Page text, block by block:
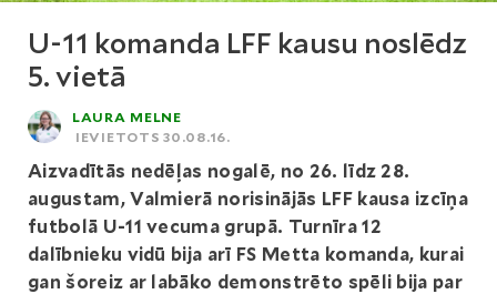
U-11 komanda LFF kausu noslēdz
5. vietā
LAURA MELNE
IEVIETOTS 30.08.16.
Aizvadītās nedēļas nogalē, no 26. līdz 28.
augustam, Valmierā norisinājās LFF kausa izcīņa
futbolā U-11 vecuma grupā. Turnīra 12
dalībnieku vidū bija arī FS Metta komanda, kurai
gan šoreiz ar labāko demonstrēto spēli bija par